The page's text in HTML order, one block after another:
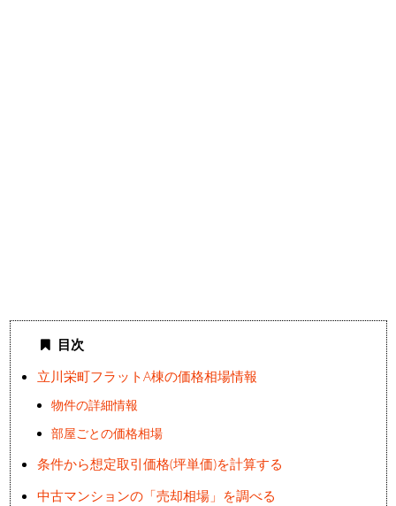
目次
立川栄町フラットA棟の価格相場情報
物件の詳細情報
部屋ごとの価格相場
条件から想定取引価格(坪単価)を計算する
中古マンションの「売却相場」を調べる